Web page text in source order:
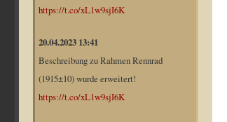
https://t.co/xL1w9sjI6K
20.04.2023 13:41
Beschreibung zu Rahmen Rennrad
(1915±10) wurde erweitert!
https://t.co/xL1w9sjI6K